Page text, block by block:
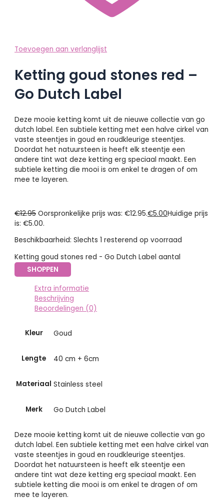
Toevoegen aan verlanglijst
Ketting goud stones red –
Go Dutch Label
Deze mooie ketting komt uit de nieuwe collectie van go
dutch label. Een subtiele ketting met een halve cirkel van
vaste steentjes in goud en roudkleurige steentjes.
Doordat het natuursteen is heeft elk steentje een
andere tint wat deze ketting erg speciaal maakt. Een
subtiele ketting die mooi is om enkel te dragen of om
mee te layeren.
€12.95 Oorspronkelijke prijs was: €12.95.€5.00Huidige prijs
is: €5.00.
Beschikbaarheid: Slechts 1 resterend op voorraad
Ketting goud stones red - Go Dutch Label aantal
SHOPPEN
Extra informatie
Beschrijving
Beoordelingen (0)
Kleur Goud
Lengte 40 cm + 6cm
Materiaal Stainless steel
Merk Go Dutch Label
Deze mooie ketting komt uit de nieuwe collectie van go
dutch label. Een subtiele ketting met een halve cirkel van
vaste steentjes in goud en roudkleurige steentjes.
Doordat het natuursteen is heeft elk steentje een
andere tint wat deze ketting erg speciaal maakt. Een
subtiele ketting die mooi is om enkel te dragen of om
mee te layeren.